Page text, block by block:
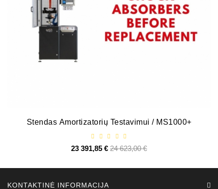
Stendas Amortizatorių Testavimui / MS1000+
23 391,85 € Bazinė
24 623,00 €Kaina
KONTAKTINĖ INFORMACIJA